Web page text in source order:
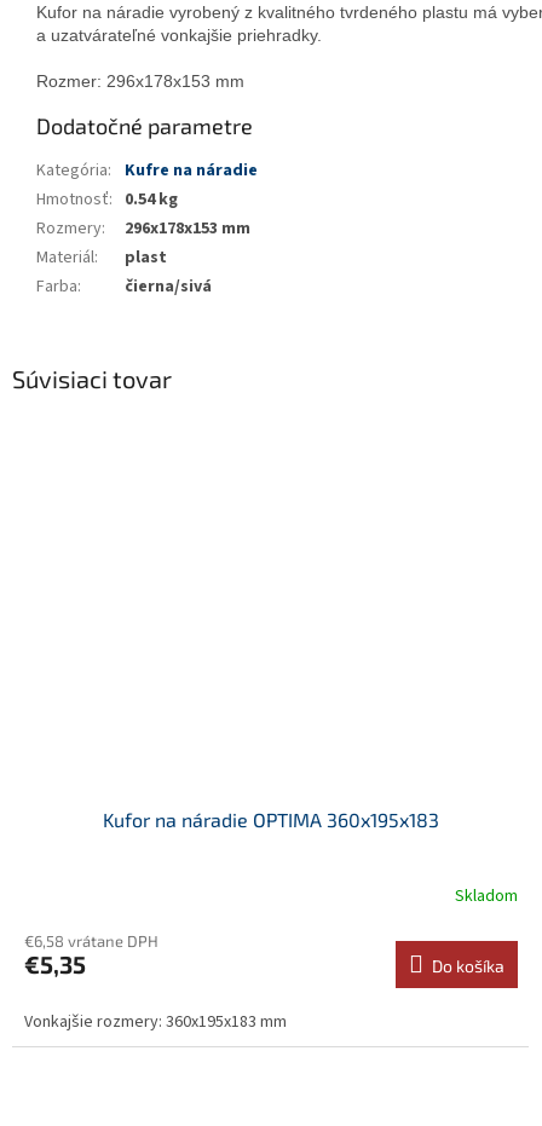
Súvisiaci tovar
Kufor na náradie OPTIMA 360x195x183
Skladom
€6,58 vrátane DPH
€5,35 Do košíka
Vonkajšie rozmery: 360x195x183 mm
Kufor na náradie vyrobený z kvalitného tvrdeného plastu má
a uzatvárateľné vonkajšie priehradky.
Rozmer: 296x178x153 mm
Dodatočné parametre
Kategória:
Kufre na náradie
Hmotnosť: 0.54 kg
Rozmery:
296x178x153 mm
Materiál:
plast
Farba: čierna/sivá